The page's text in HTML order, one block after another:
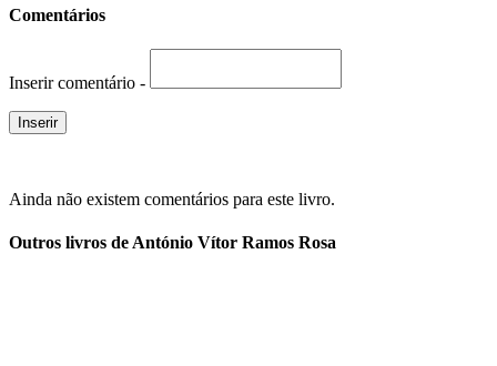
Comentários
Inserir comentário -
Ainda não existem comentários para este livro.
Outros livros de António Vítor Ramos Rosa